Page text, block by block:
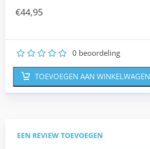
€44,95
5
4
3
2 0 beoordeling
TOEVOEGEN AAN WINKELWAGEN
EEN REVIEW TOEVOEGEN